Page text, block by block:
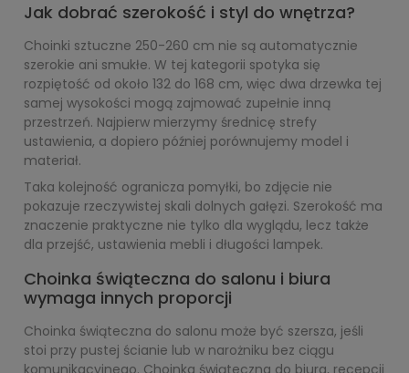
Jak dobrać szerokość i styl do wnętrza?
Choinki sztuczne 250-260 cm nie są automatycznie
szerokie ani smukłe. W tej kategorii spotyka się
rozpiętość od około 132 do 168 cm, więc dwa drzewka tej
samej wysokości mogą zajmować zupełnie inną
przestrzeń. Najpierw mierzymy średnicę strefy
ustawienia, a dopiero później porównujemy model i
materiał.
Taka kolejność ogranicza pomyłki, bo zdjęcie nie
pokazuje rzeczywistej skali dolnych gałęzi. Szerokość ma
znaczenie praktyczne nie tylko dla wyglądu, lecz także
dla przejść, ustawienia mebli i długości lampek.
Choinka świąteczna do salonu i biura
wymaga innych proporcji
Choinka świąteczna do salonu może być szersza, jeśli
stoi przy pustej ścianie lub w narożniku bez ciągu